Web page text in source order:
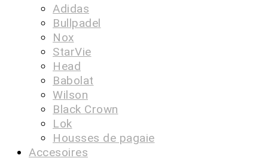
Adidas
Bullpadel
Nox
StarVie
Head
Babolat
Wilson
Black Crown
Lok
Housses de pagaie
Accesoires